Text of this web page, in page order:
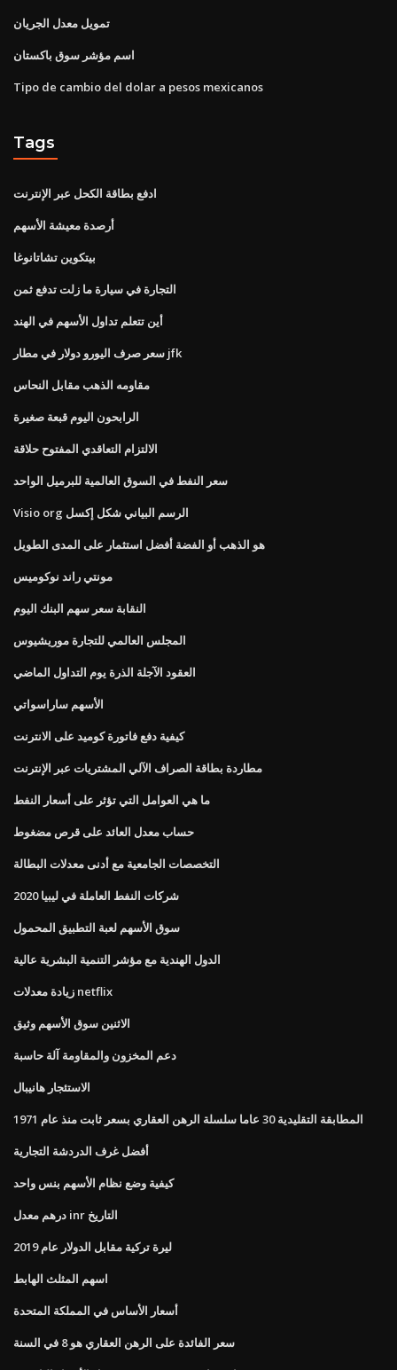
تمويل معدل الجريان
اسم مؤشر سوق باكستان
Tipo de cambio del dolar a pesos mexicanos
Tags
ادفع بطاقة الكحل عبر الإنترنت
أرصدة معيشة الأسهم
بيتكوين تشاتانوغا
التجارة في سيارة ما زلت تدفع ثمن
أين تتعلم تداول الأسهم في الهند
سعر صرف اليورو دولار في مطار jfk
مقاومه الذهب مقابل النحاس
الرابحون اليوم قبعة صغيرة
الالتزام التعاقدي المفتوح حلاقة
سعر النفط في السوق العالمية للبرميل الواحد
Visio org الرسم البياني شكل إكسل
هو الذهب أو الفضة أفضل استثمار على المدى الطويل
مونتي راند نوكوميس
النقابة سعر سهم البنك اليوم
المجلس العالمي للتجارة موريشيوس
العقود الآجلة الذرة يوم التداول الماضي
الأسهم ساراسواتي
كيفية دفع فاتورة كوميد على الانترنت
مطاردة بطاقة الصراف الآلي المشتريات عبر الإنترنت
ما هي العوامل التي تؤثر على أسعار النفط
حساب معدل العائد على قرص مضغوط
التخصصات الجامعية مع أدنى معدلات البطالة
شركات النفط العاملة في ليبيا 2020
سوق الأسهم لعبة التطبيق المحمول
الدول الهندية مع مؤشر التنمية البشرية عالية
زيادة معدلات netflix
الاثنين سوق الأسهم وثيق
دعم المخزون والمقاومة آلة حاسبة
الاستئجار هانيبال
المطابقة التقليدية 30 عاما سلسلة الرهن العقاري بسعر ثابت منذ عام 1971
أفضل غرف الدردشة التجارية
كيفية وضع نظام الأسهم بنس واحد
درهم معدل inr التاريخ
ليرة تركية مقابل الدولار عام 2019
اسهم المثلث الهابط
أسعار الأساس في المملكة المتحدة
سعر الفائدة على الرهن العقاري هو 8 في السنة